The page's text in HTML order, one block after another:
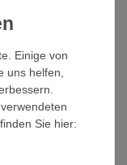
ARS 1323-00
perfekte Wahl für
stellen.
Sie mühelos
Einige von
uns helfen,
Sie hier: